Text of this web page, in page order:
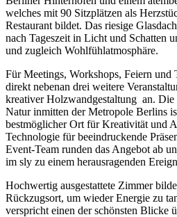
welches mit 90 Sitzplätzen als
Restaurant bildet. Das riesige
nach Tageszeit in Licht und Schatten
und zugleich Wohlfühlatmosphäre.
Für Meetings, Workshops, Feiern und
direkt nebenan drei weitere
kreativer Holzwandgestaltung an.
Natur inmitten der Metropole Berlins
bestmöglicher Ort für Kreativität und
Technologie für beeindruckende
Event-Team runden das Angebot ab
im sly zu einem herausragenden
Hochwertig ausgestattete Zimmer
Rückzugsort, um wieder Energie zu
verspricht einen der schönsten Blicke